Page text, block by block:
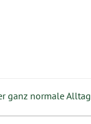
ganz normale Alltag